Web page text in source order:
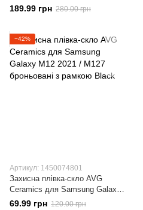
вертикальний шкіра PU
червоний
189.99 грн 280.00 грн
−42%
Артикул: 1450074801
Захисна плівка-скло AVG
Ceramics для Samsung Galaxy
M12 2021 / M127 броньовані з
69.99 грн 120.00 грн